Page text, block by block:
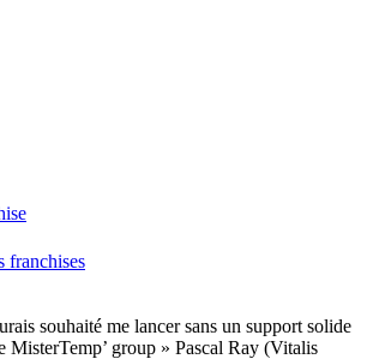
franchises
souhaité me lancer sans un support solide
MisterTemp’ group » Pascal Ray (Vitalis